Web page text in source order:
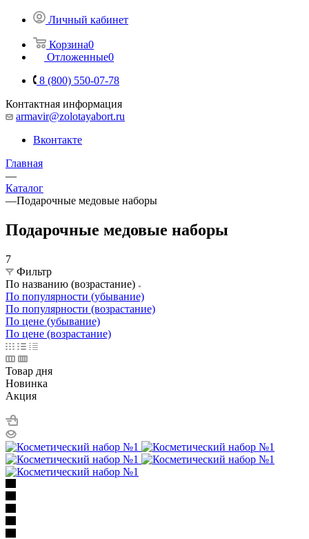
Личный кабинет
Корзина0
Отложенные0
8 (800) 550-07-78
Контактная информация
armavir@zolotayabort.ru
Вконтакте
Главная
—
Каталог
—Подарочные медовые наборы
Подарочные медовые наборы
7
Фильтр
По названию (возрастание)
По популярности (убывание)
По популярности (возрастание)
По цене (убывание)
По цене (возрастание)
Товар дня
Новинка
Акция